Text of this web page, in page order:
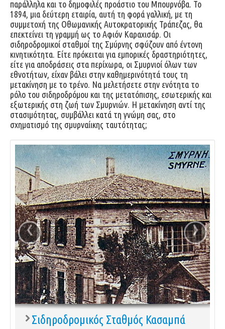
παράλληλα και το δημοφιλές προάστιο του Μπουρνόβα. To
1894, μια δεύτερη εταιρία, αυτή τη φορά γαλλική, με τη
συμμετοχή της Οθωμανικής Αυτοκρατορικής Τράπεζας, θα
επεκτείνει τη γραμμή ως το Αφιόν Καραχισάρ. Οι
σιδηροδρομικοί σταθμοί της Σμύρνης σφύζουν από έντονη
κινητικότητα. Είτε πρόκειται για εμπορικές δραστηριότητες,
είτε για αποδράσεις στα περίχωρα, οι Σμυρνιοί όλων των
εθνοτήτων, είχαν βάλει στην καθημερινότητά τους τη
μετακίνηση με το τρένο. Να μελετήσετε στην ενότητα το
ρόλο του σιδηροδρόμου και της μετατόπισης, εσωτερικής και
εξωτερικής στη ζωή των Σμυρνιών. Η μετακίνηση αντί της
στασιμότητας, συμβάλλει κατά τη γνώμη σας, στο
σχηματισμό της σμυρναίικης ταυτότητας;
Σιδηροδρομικός Σταθμός Κασαμπά
‹ ›